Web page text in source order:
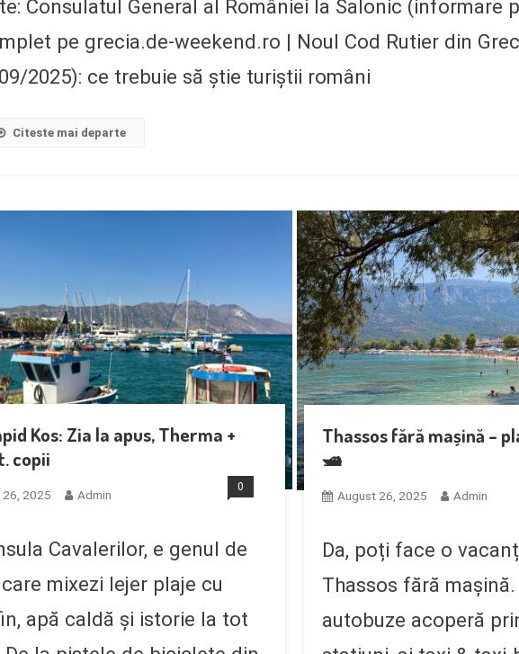
Consulatul General al României la Salonic (informare
pe grecia.de-weekend.ro | Noul Cod Rutier din
2025): ce trebuie să știe turiștii români
Citeste mai departe
Kos: Zia la apus, Therma +
copii
2025 Admin
0
Cavalerilor, e genul de
mixezi lejer plaje cu
apă caldă și istorie la tot
Thassos fără mașină –
🛥️
August 26, 2025 Admin
Da, poți face o
Thassos fără
autobuze acoperă